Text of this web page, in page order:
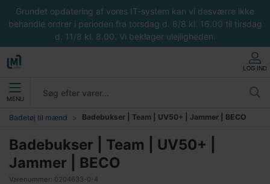
Grundet opdatering af vores IT-system kan vi desværre ikke
behandle ordrer i perioden fra torsdag d. 6/8 kl. 16.00 til tirsdag
d. 11/8 kl. 8.00. Vi beklager ulejligheden.
LOG IND
MENU
Badetøj til mænd Badebukser | Team | UV50+ | Jammer | BECO
Badebukser | Team | UV50+ |
Jammer | BECO
Varenummer: 0204633-0-4